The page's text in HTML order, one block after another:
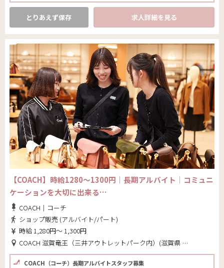
とりあえず保存 求人詳細を見る
【COACH】時給1280～1300円｜長期アルバイト│コミュニ
ケーションを大切に出来る…
COACH｜コーチ
ショップ販売 (アルバイト/パート)
時給 1,280円～ 1,300円
COACH 滋賀竜王（三井アウトレットパーク内）(滋賀県 蒲生郡竜王町)
COACH（コーチ）長期アルバイトスタッフ募集